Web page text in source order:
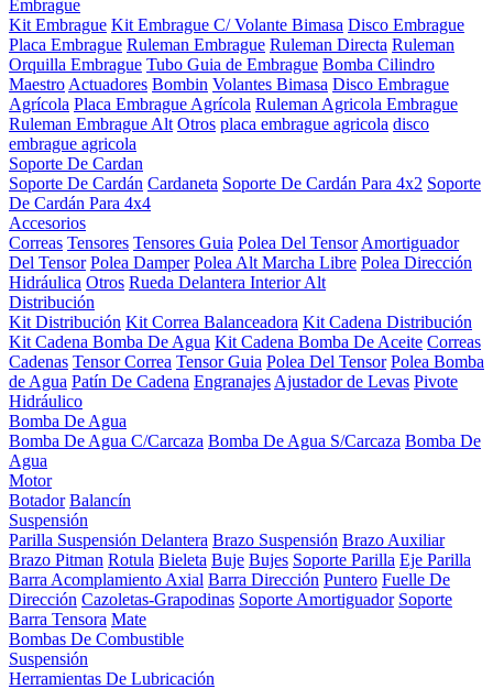
Embrague
Kit Embrague Kit Embrague C/ Volante Bimasa Disco Embrague
Placa Embrague Ruleman Embrague Ruleman Directa Ruleman
Orquilla Embrague Tubo Guia de Embrague Bomba Cilindro
Maestro Actuadores Bombin Volantes Bimasa Disco Embrague
Agrícola Placa Embrague Agrícola Ruleman Agricola Embrague
Ruleman Embrague Alt Otros placa embrague agricola disco
embrague agricola
Soporte De Cardan
Soporte De Cardán Cardaneta Soporte De Cardán Para 4x2 Soporte
De Cardán Para 4x4
Accesorios
Correas Tensores Tensores Guia Polea Del Tensor Amortiguador
Del Tensor Polea Damper Polea Alt Marcha Libre Polea Dirección
Hidráulica Otros Rueda Delantera Interior Alt
Distribución
Kit Distribución Kit Correa Balanceadora Kit Cadena Distribución
Kit Cadena Bomba De Agua Kit Cadena Bomba De Aceite Correas
Cadenas Tensor Correa Tensor Guia Polea Del Tensor Polea Bomba
de Agua Patín De Cadena Engranajes Ajustador de Levas Pivote
Hidráulico
Bomba De Agua
Bomba De Agua C/Carcaza Bomba De Agua S/Carcaza Bomba De
Agua
Motor
Botador Balancín
Suspensión
Parilla Suspensión Delantera Brazo Suspensión Brazo Auxiliar
Brazo Pitman Rotula Bieleta Buje Bujes Soporte Parilla Eje Parilla
Barra Acomplamiento Axial Barra Dirección Puntero Fuelle De
Dirección Cazoletas-Grapodinas Soporte Amortiguador Soporte
Barra Tensora Mate
Bombas De Combustible
Suspensión
Herramientas De Lubricación